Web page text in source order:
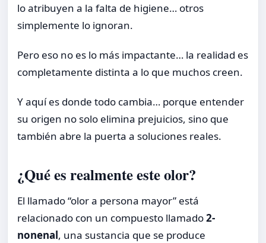
lo atribuyen a la falta de higiene… otros
simplemente lo ignoran.
Pero eso no es lo más impactante… la realidad es
completamente distinta a lo que muchos creen.
Y aquí es donde todo cambia… porque entender
su origen no solo elimina prejuicios, sino que
también abre la puerta a soluciones reales.
¿Qué es realmente este olor?
El llamado “olor a persona mayor” está
relacionado con un compuesto llamado2-
nonenal, una sustancia que se produce